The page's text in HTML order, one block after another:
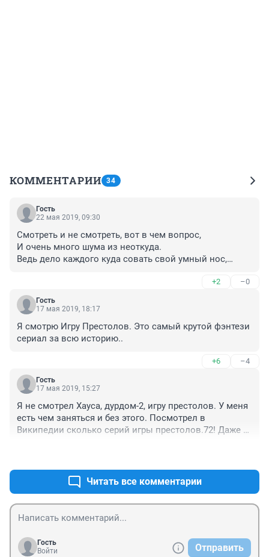
КОММЕНТАРИИ 34
Гость
22 мая 2019, 09:30
Смотреть и не смотреть, вот в чем вопрос,
И очень много шума из неоткуда.
Ведь дело каждого куда совать свой умный нос,
+2 –0
Гость
17 мая 2019, 18:17
Я смотрю Игру Престолов. Это самый крутой фэнтези
сериал за всю историю..
+6 –4
Гость
17 мая 2019, 15:27
Я не смотрел Хауса, дурдом-2, игру престолов. У меня
есть чем заняться и без этого. Посмотрел в
Википедии сколько серий игры престолов.72! Даже
сериалов. Про ребенка скажу так: любой фильм
можно посмотреть сколько угодно раз, а мой ребенок
будет маленький только один раз. И этот миг не
повторить. Я лучше с ним махну в зоопарк погулять,
на набережную, на Алтай, на Байкал чем тратить
время на сериалы. И да,в игры играть я перестал лет
12 назад, жизнь более интересна, чем игры.
Читать все комментарии
Гость
Войти
Отправить